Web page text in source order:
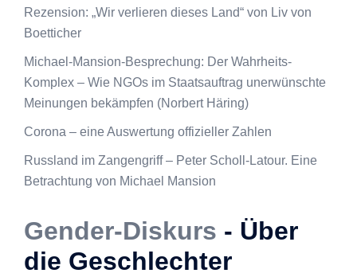
Rezension: „Wir verlieren dieses Land“ von Liv von
Boetticher
Michael-Mansion-Besprechung: Der Wahrheits-
Komplex – Wie NGOs im Staatsauftrag unerwünschte
Meinungen bekämpfen (Norbert Häring)
Corona – eine Auswertung offizieller Zahlen
Russland im Zangengriff – Peter Scholl-Latour. Eine
Betrachtung von Michael Mansion
Gender-Diskurs - Über
die Geschlechter